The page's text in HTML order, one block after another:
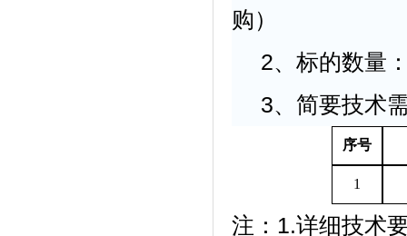
购）
2、标的数量
3、简要技术
序号
1
注： 1.详细技术